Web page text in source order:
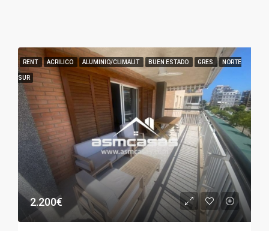
RENT ACRILICO ALUMINIO/CLIMALIT BUEN ESTADO GRES NORTE
SUR
2.200€